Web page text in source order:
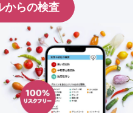
らの検査